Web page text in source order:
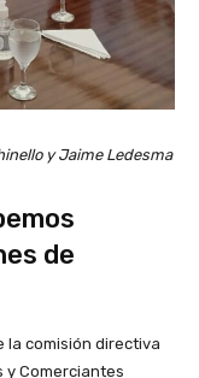
y Jaime Ledesma
de
la comisión directiva
y Comerciantes